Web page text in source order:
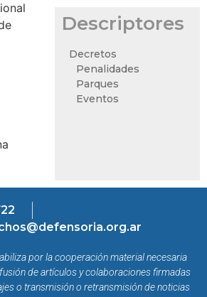
Descriptores
Decretos
Penalidades
Parques
Eventos
por la cooperación material necesaria
de artículos y colaboraciones firmadas
o transmisión o retransmisión de noticias